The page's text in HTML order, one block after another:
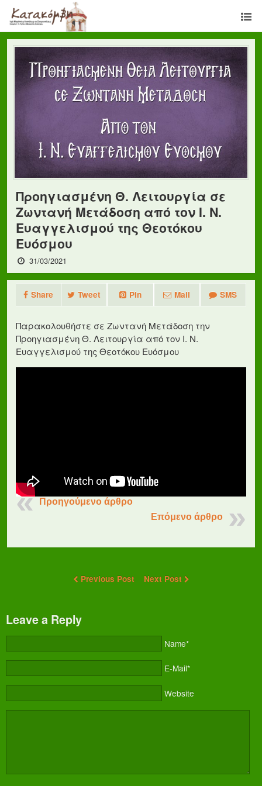
Προηγιασμένη Θ. Λειτουργία σε
Ζωντανή Μετάδοση από τον Ι. Ν.
Ευαγγελισμού της Θεοτόκου
Ευόσμου
31/03/2021
Share Tweet Pin Mail SMS
Παρακολουθήστε σε Ζωντανή Μετάδοση την
Προηγιασμένη Θ. Λειτουργία από τον Ι. Ν.
Ευαγγελισμού της Θεοτόκου Ευόσμου
Προηγούμενο άρθρο
Επόμενο άρθρο
Previous Post Next Post
Leave a Reply
Name*
E-Mail*
Website